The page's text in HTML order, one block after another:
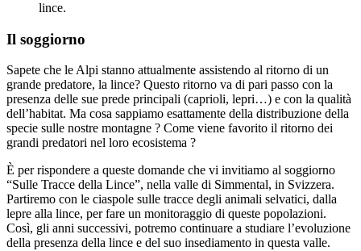
lince.
Il soggiorno
Sapete che le Alpi stanno attualmente assistendo al ritorno di un
grande predatore, la lince? Questo ritorno va di pari passo con la
presenza delle sue prede principali (caprioli, lepri…) e con la qualità
dell’habitat. Ma cosa sappiamo esattamente della distribuzione della
specie sulle nostre montagne ? Come viene favorito il ritorno dei
grandi predatori nel loro ecosistema ?
È per rispondere a queste domande che vi invitiamo al soggiorno
“Sulle Tracce della Lince”, nella valle di Simmental, in Svizzera.
Partiremo con le ciaspole sulle tracce degli animali selvatici, dalla
lepre alla lince, per fare un monitoraggio di queste popolazioni.
Così, gli anni successivi, potremo continuare a studiare l’evoluzione
della presenza della lince e del suo insediamento in questa valle.